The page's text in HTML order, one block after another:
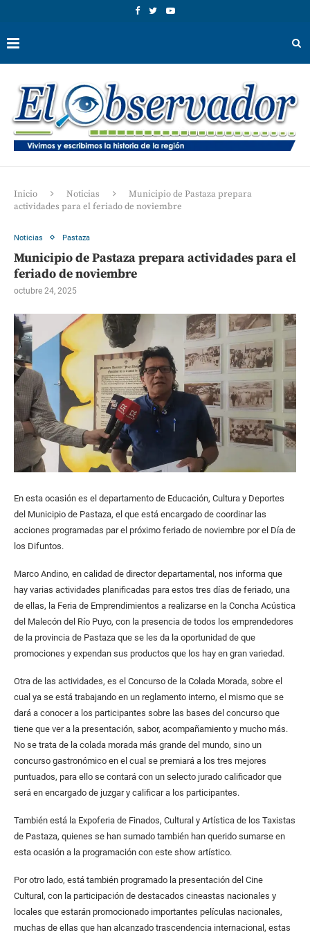
Inicio Noticias
Municipio de Pastaza prepara
actividades para el feriado de noviembre
Noticias Pastaza
Municipio de Pastaza prepara actividades para el
feriado de noviembre
octubre 24, 2025
En esta ocasión es el departamento de Educación, Cultura y Deportes
del Municipio de Pastaza, el que está encargado de coordinar las
acciones programadas par el próximo feriado de noviembre por el Día de
los Difuntos.
Marco Andino, en calidad de director departamental, nos informa que
hay varias actividades planificadas para estos tres días de feriado, una
de ellas, la Feria de Emprendimientos a realizarse en la Concha Acústica
del Malecón del Río Puyo, con la presencia de todos los emprendedores
de la provincia de Pastaza que se les da la oportunidad de que
promociones y expendan sus productos que los hay en gran variedad.
Otra de las actividades, es el Concurso de la Colada Morada, sobre el
cual ya se está trabajando en un reglamento interno, el mismo que se
dará a conocer a los participantes sobre las bases del concurso que
tiene que ver a la presentación, sabor, acompañamiento y mucho más.
No se trata de la colada morada más grande del mundo, sino un
concurso gastronómico en el cual se premiará a los tres mejores
puntuados, para ello se contará con un selecto jurado calificador que
será en encargado de juzgar y calificar a los participantes.
También está la Expoferia de Finados, Cultural y Artística de los Taxistas
de Pastaza, quienes se han sumado también han querido sumarse en
esta ocasión a la programación con este show artístico.
Por otro lado, está también programado la presentación del Cine
Cultural, con la participación de destacados cineastas nacionales y
locales que estarán promocionado importantes películas nacionales,
muchas de ellas que han alcanzado trascendencia internacional, estas